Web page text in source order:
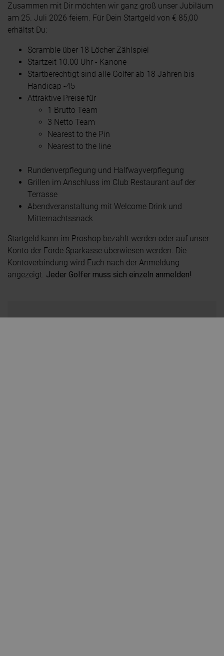
Zusammen mit Dir möchten wir ganz groß unser Jubiläum
am 25. Juli 2026 feiern. Für Dein Startgeld von € 85,00
erhältst Du:
Scramble über 18 Löcher Zählspiel
Startzeit 10.00 Uhr - Kanone
Startberechtigt sind alle Golfer ab 18 Jahren bis
Handicap -45
Attraktive Preise für
1 Brutto Team
3 Netto Team
Nearest to the Pin
Nearest to the line
Rundenverpflegung und Halfwayverpflegung
Grillen im Anschluss im Club Restaurant auf der
Terrasse
Abendveranstaltung mit Welcome Drink und
Mitternachtssnack
Startgeld kann im Proshop bezahlt werden oder auf unser
Konto der Förde Sparkasse überwiesen werden. Die
Kontoverbindung wird Euch nach der Anmeldung
angezeigt. Jeder Golfer muss sich einzeln anmelden!